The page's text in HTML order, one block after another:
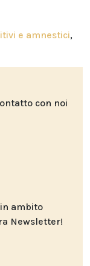
e amnestici,
con noi
ambito
Newsletter!